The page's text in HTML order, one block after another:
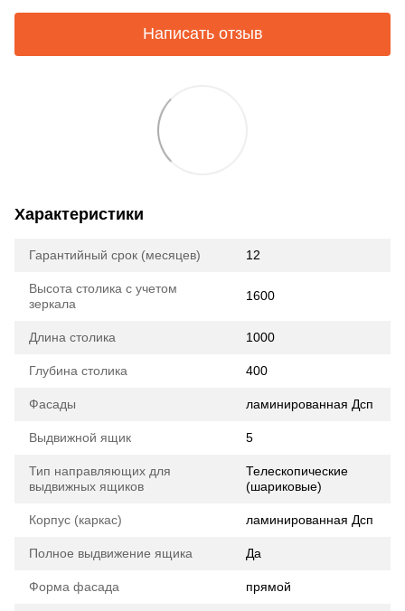
Написать отзыв
Характеристики
Гарантийный срок (месяцев) 12
Высота столика с учетом
зеркала
1600
Длина столика 1000
Глубина столика 400
Фасады ламинированная Дсп
Выдвижной ящик 5
Тип направляющих для
выдвижных ящиков
Телескопические
(шариковые)
Корпус (каркас) ламинированная Дсп
Полное выдвижение ящика Да
Форма фасада прямой